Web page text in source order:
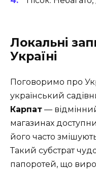
Локальні
Україні
Поговоримо про
український
Карпат —
магазинах
його часто
Такий субстрат
папоротей, що